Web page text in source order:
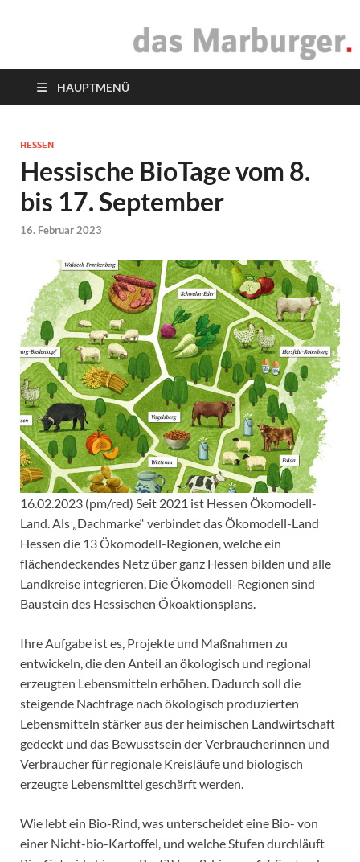
das Marburger.
HAUPTMENÜ
HESSEN
Hessische BioTage vom 8.
bis 17. September
16. Februar 2023
16.02.2023 (pm/red) Seit 2021 ist Hessen Ökomodell-
Land. Als „Dachmarke“ verbindet das Ökomodell-Land
Hessen die 13 Ökomodell-Regionen, welche ein
flächendeckendes Netz über ganz Hessen bilden und alle
Landkreise integrieren. Die Ökomodell-Regionen sind
Baustein des Hessischen Ökoaktionsplans.
Ihre Aufgabe ist es, Projekte und Maßnahmen zu
entwickeln, die den Anteil an ökologisch und regional
erzeugten Lebensmitteln erhöhen. Dadurch soll die
steigende Nachfrage nach ökologisch produzierten
Lebensmitteln stärker aus der heimischen Landwirtschaft
gedeckt und das Bewusstsein der Verbraucherinnen und
Verbraucher für regionale Kreisläufe und biologisch
erzeugte Lebensmittel geschärft werden.
Wie lebt ein Bio-Rind, was unterscheidet eine Bio- von
einer Nicht-bio-Kartoffel, und welche Stufen durchläuft